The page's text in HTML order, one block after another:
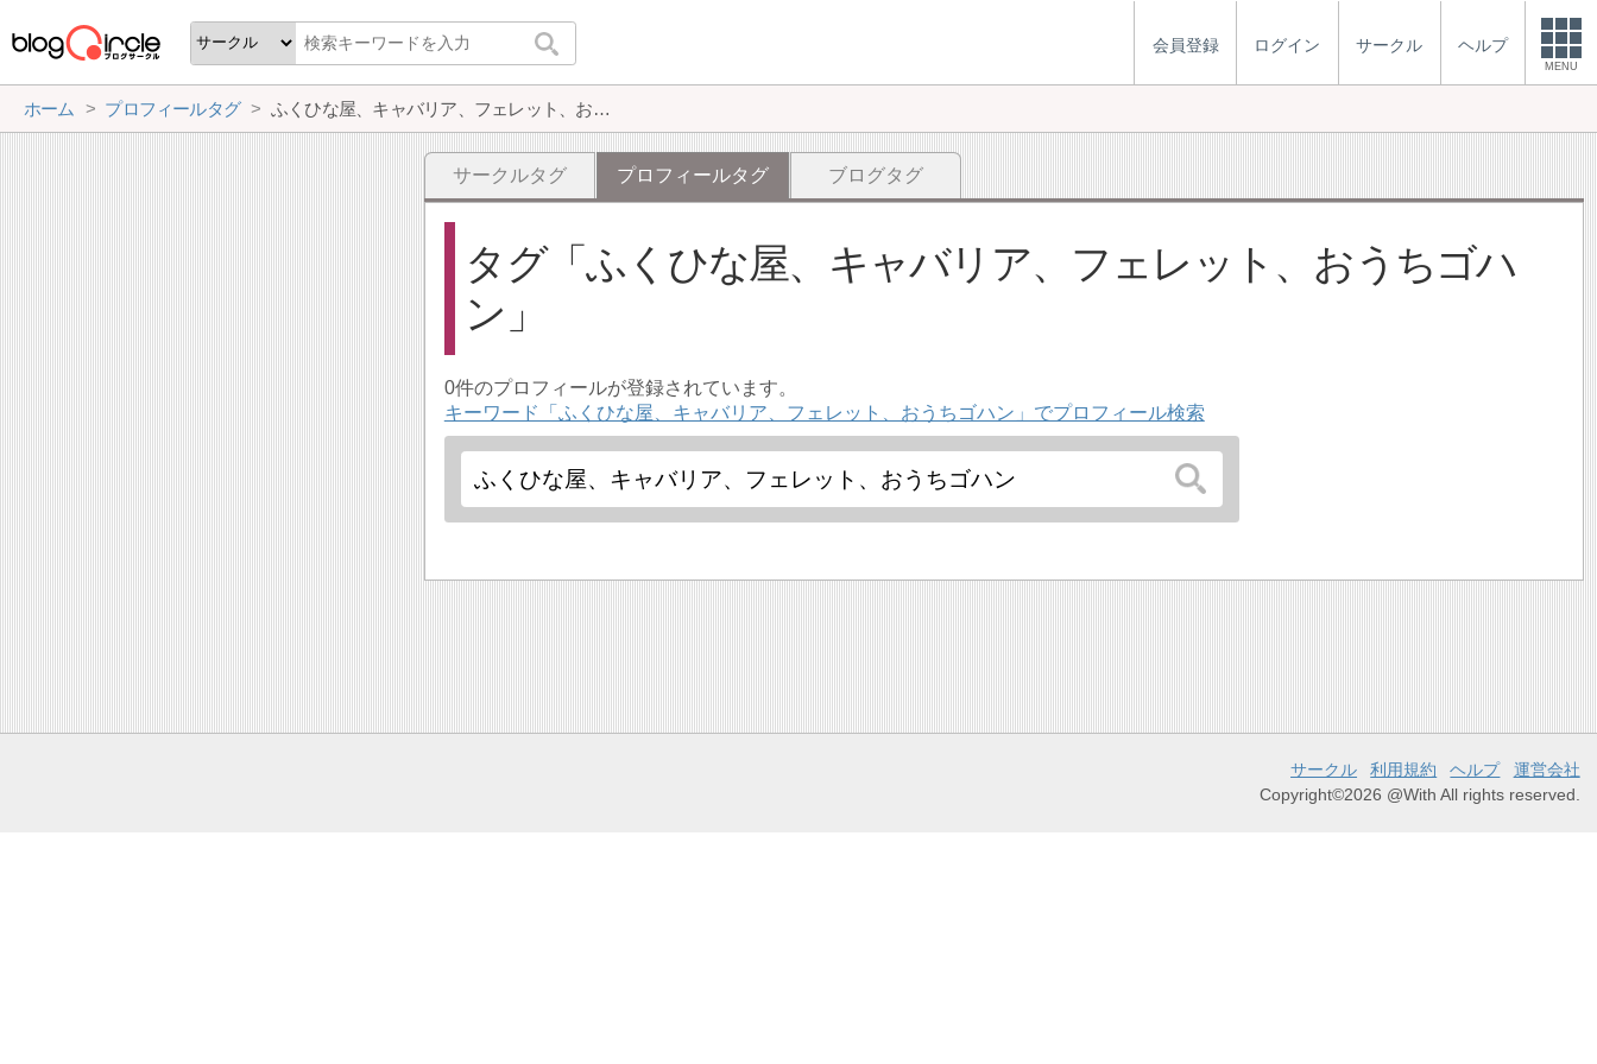
会員登録 ログイン サークル ヘルプ
MENU
ホーム プロフィールタグ ふくひな屋、キャバリア、フェレット、おうちゴハン
サークルタグ プロフィールタグ ブログタグ
タグ
ふくひな屋、キャバリア、フェレット、おうちゴハ
ン
0件のプロフィールが登録されています。
キーワード「ふくひな屋、キャバリア、フェレット、おうちゴハン」でプロフィール検索
サークル 利用規約 ヘルプ
運営会社
Copyright©2026 @With All rights reserved.